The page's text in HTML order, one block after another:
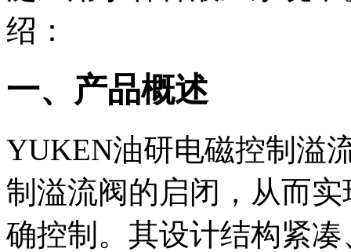
绍：
一、产品概述
YUKEN油研电磁控制溢
制溢流阀的启闭，从而
确控制。其设计结构紧